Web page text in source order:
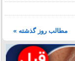
مطالب روز گذشته »